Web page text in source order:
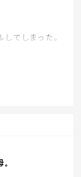
てしまった。